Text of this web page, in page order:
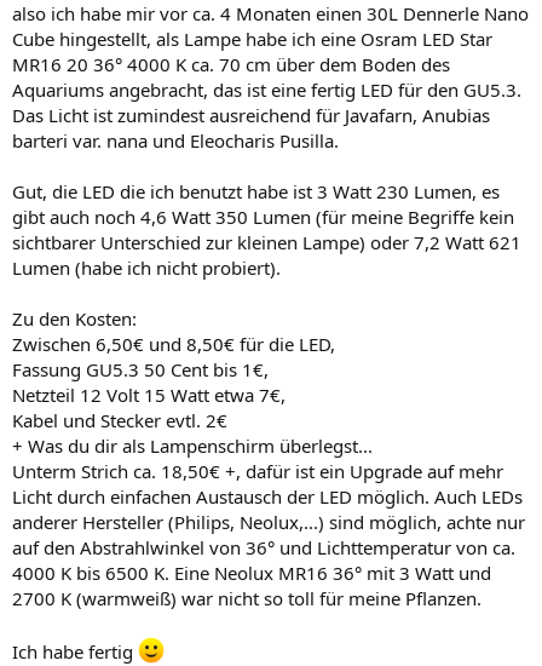
also ich habe mir vor ca. 4 Monaten einen 30L Dennerle Nano
Cube hingestellt, als Lampe habe ich eine Osram LED Star
MR16 20 36° 4000 K ca. 70 cm über dem Boden des
Aquariums angebracht, das ist eine fertig LED für den GU5.3.
Das Licht ist zumindest ausreichend für Javafarn, Anubias
barteri var. nana und Eleocharis Pusilla.
Gut, die LED die ich benutzt habe ist 3 Watt 230 Lumen, es
gibt auch noch 4,6 Watt 350 Lumen (für meine Begriffe kein
sichtbarer Unterschied zur kleinen Lampe) oder 7,2 Watt 621
Lumen (habe ich nicht probiert).
Zu den Kosten:
Zwischen 6,50€ und 8,50€ für die LED,
Fassung GU5.3 50 Cent bis 1€,
Netzteil 12 Volt 15 Watt etwa 7€,
Kabel und Stecker evtl. 2€
+ Was du dir als Lampenschirm überlegst...
Unterm Strich ca. 18,50€ +, dafür ist ein Upgrade auf mehr
Licht durch einfachen Austausch der LED möglich. Auch LEDs
anderer Hersteller (Philips, Neolux,...) sind möglich, achte nur
auf den Abstrahlwinkel von 36° und Lichttemperatur von ca.
4000 K bis 6500 K. Eine Neolux MR16 36° mit 3 Watt und
2700 K (warmweiß) war nicht so toll für meine Pflanzen.
Ich habe fertig